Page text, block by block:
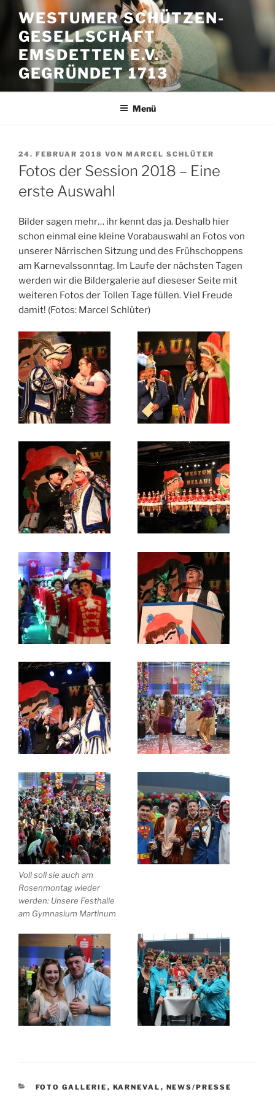
Inhalt
springen
WESTUMER SCHÜTZEN-
GESELLSCHAFT
EMSDETTEN E.V.
GEGRÜNDET 1713
Menü
VERÖFFENTLICHT
AM
24. FEBRUAR 2018 VON MARCEL SCHLÜTER
Fotos der Session 2018 – Eine
erste Auswahl
Bilder sagen mehr… ihr kennt das ja. Deshalb hier
schon einmal eine kleine Vorabauswahl an Fotos von
unserer Närrischen Sitzung und des Frühschoppens
am Karnevalssonntag. Im Laufe der nächsten Tagen
werden wir die Bildergalerie auf dieseser Seite mit
weiteren Fotos der Tollen Tage füllen. Viel Freude
damit! (Fotos: Marcel Schlüter)
Voll soll sie auch am
Rosenmontag wieder
werden: Unsere Festhalle
am Gymnasium Martinum
KATEGORIEN
FOTO GALLERIE , KARNEVAL , NEWS/PRESSE